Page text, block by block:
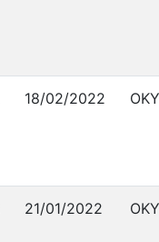
18/02/2022
21/01/2022